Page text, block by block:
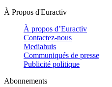
À Propos d'Euractiv
À propos d’Euractiv
Contactez-nous
Mediahuis
Communiqués de presse
Publicité politique
Abonnements